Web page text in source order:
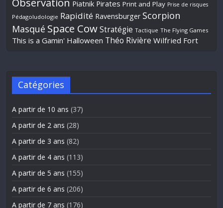
Piatnik Pirates Print and Play Prise de risques
Pédagoludologie Rapidité Ravensburger Scorpion
Masqué Space Cow Stratégie Tactique The Flying Games
This is a Gamin' Halloween Théo Rivière Wilfried Fort
Catégories
A partir de 10 ans (37)
A partir de 2 ans (28)
A partir de 3 ans (82)
A partir de 4 ans (113)
A partir de 5 ans (155)
A partir de 6 ans (206)
A partir de 7 ans (176)